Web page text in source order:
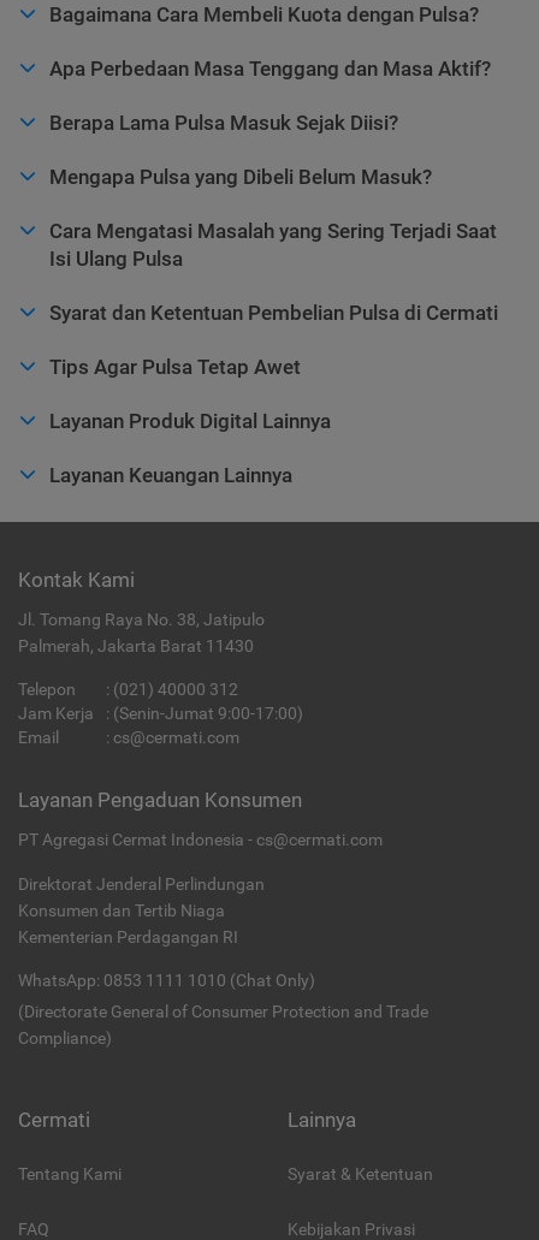
Bagaimana Cara Membeli Kuota dengan Pulsa?
Apa Perbedaan Masa Tenggang dan Masa Aktif?
Berapa Lama Pulsa Masuk Sejak Diisi?
Mengapa Pulsa yang Dibeli Belum Masuk?
Cara Mengatasi Masalah yang Sering Terjadi Saat
Isi Ulang Pulsa
Syarat dan Ketentuan Pembelian Pulsa di Cermati
Tips Agar Pulsa Tetap Awet
Layanan Produk Digital Lainnya
Layanan Keuangan Lainnya
Kontak Kami
Jl. Tomang Raya No. 38, Jatipulo
Palmerah, Jakarta Barat 11430
Telepon : (021) 40000 312
Jam Kerja
: (Senin-Jumat 9:00-17:00)
Email
: cs@cermati.com
Layanan Pengaduan Konsumen
PT Agregasi Cermat Indonesia - cs@cermati.com
Direktorat Jenderal Perlindungan
Konsumen dan Tertib Niaga
Kementerian Perdagangan RI
WhatsApp: 0853 1111 1010 (Chat Only)
(Directorate General of Consumer Protection and Trade
Compliance)
Cermati
Tentang Kami
FAQ
Lainnya
Syarat & Ketentuan
Kebijakan Privasi